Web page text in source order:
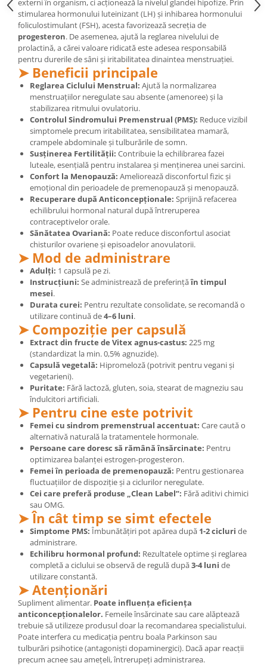
Cătină
Chlorella
Colina
Electroliti
Produse Apicole
Cacao
externi în organism, ci acționează la nivelul glandei hipofize. Prin
stimularea hormonului luteinizant (LH) și inhibarea hormonului
foliculostimulant (FSH), acesta favorizează secreția de
progesteron. De asemenea, ajută la reglarea nivelului de
prolactină, a cărei valoare ridicată este adesea responsabilă
pentru durerile de sâni și iritabilitatea dinaintea menstruației.
➤ Beneficii principale
Reglarea Ciclului Menstrual: Ajută la normalizarea
menstruațiilor neregulate sau absente (amenoree) și la
stabilizarea ritmului ovulatoriu.
Controlul Sindromului Premenstrual (PMS): Reduce vizibil
simptomele precum iritabilitatea, sensibilitatea mamară,
crampele abdominale și tulburările de somn.
Susținerea Fertilității: Contribuie la echilibrarea fazei
luteale, esențială pentru instalarea și menținerea unei sarcini.
Confort la Menopauză: Ameliorează disconfortul fizic și
emoțional din perioadele de premenopauză și menopauză.
Recuperare după Anticoncepționale: Sprijină refacerea
echilibrului hormonal natural după întreruperea
contraceptivelor orale.
Sănătatea Ovariană: Poate reduce disconfortul asociat
chisturilor ovariene și episoadelor anovulatorii.
➤ Mod de administrare
Adulți: 1 capsulă pe zi.
Instrucțiuni: Se administrează de preferințăîn timpul
mesei.
Durata curei: Pentru rezultate consolidate, se recomandă o
utilizare continuă de4–6 luni.
➤ Compoziție per capsulă
Extract din fructe de Vitex agnus-castus: 225 mg
(standardizat la min. 0,5% agnuzide).
Capsulă vegetală: Hipromeloză (potrivit pentru vegani și
vegetarieni).
Puritate: Fără lactoză, gluten, soia, stearat de magneziu sau
îndulcitori artificiali.
➤ Pentru cine este potrivit
Femei cu sindrom premenstrual accentuat: Care caută o
alternativă naturală la tratamentele hormonale.
Persoane care doresc să rămână însărcinate: Pentru
optimizarea balanței estrogen-progesteron.
Femei în perioada de premenopauză: Pentru gestionarea
fluctuațiilor de dispoziție și a ciclurilor neregulate.
Cei care preferă produse „Clean Label”: Fără aditivi chimici
sau OMG.
➤ În cât timp se simt efectele
Simptome PMS: Îmbunătățiri pot apărea după 1-2 cicluri de
administrare.
Echilibru hormonal profund: Rezultatele optime și reglarea
completă a ciclului se observă de regulă după3-4 luni de
utilizare constantă.
➤ Atenționări
Supliment alimentar. Poate influența eficiența
anticoncepționalelor. Femeile însărcinate sau care alăptează
trebuie să utilizeze produsul doar la recomandarea specialistului.
Poate interfera cu medicația pentru boala Parkinson sau
tulburări psihotice (antagoniști dopaminergici). Dacă apar reacții
precum acnee sau amețeli, întrerupeți administrarea.